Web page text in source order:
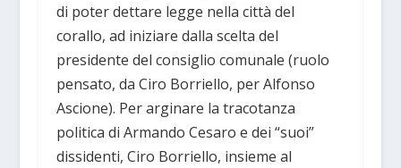
di poter dettare legge nella città del
corallo, ad iniziare dalla scelta del
presidente del consiglio comunale (ruolo
pensato, da Ciro Borriello, per Alfonso
Ascione). Per arginare la tracotanza
politica di Armando Cesaro e dei “suoi”
dissidenti, Ciro Borriello, insieme al